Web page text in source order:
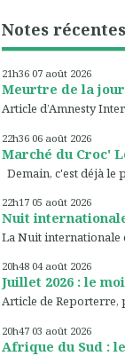
Notes récentes
21h36 07 août 2026
Meurtre de la
Article d’Amnesty
22h36 06 août 2026
Marché du Croc'
Demain, c'est déjà le
22h17 05 août 2026
Nuit
La Nuit internationale
20h48 04 août 2026
Juillet 2026 : le
Article de Reporterre,
20h47 03 août 2026
Afrique du Sud :